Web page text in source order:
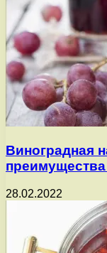
Виноградная
28.02.2022